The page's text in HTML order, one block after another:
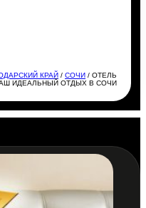
КРАЙ /СОЧИ / ОТЕЛЬ
ИДЕАЛЬНЫЙ ОТДЫХ В СОЧИ